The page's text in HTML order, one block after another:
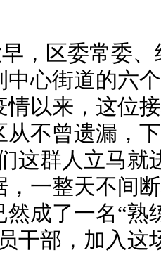
，区委常委
中心街道的六
情以来，这位
不曾遗漏，
这群人立马就
一整天不间
成了一名“熟
干部，加入这